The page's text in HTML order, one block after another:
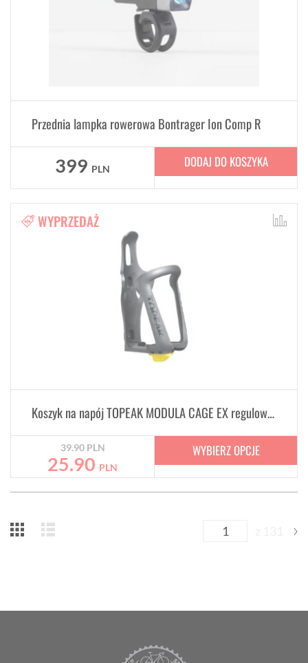
Przednia lampka rowerowa Bontrager Ion Comp R
399 PLN DODAJ DO KOSZYKA
WYPRZEDAŻ
Koszyk na napój TOPEAK MODULA CAGE EX regulowany
39.90 PLN
25.90 PLN
WYBIERZ OPCJE